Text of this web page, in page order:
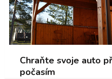
Chraňte svoje auto
počasím